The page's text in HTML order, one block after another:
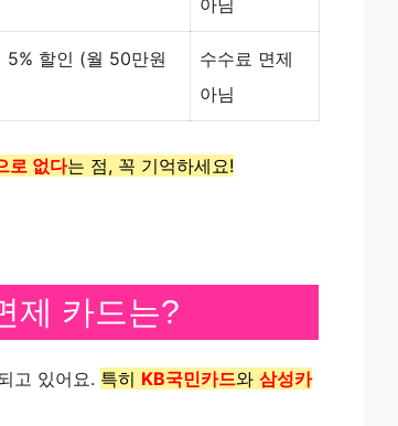
아님
5% 할인 (월 50만원
수수료 면제
아님
로 없다는 점, 꼭 기억하세요!
제 카드는?
고 있어요. 특히 KB국민카드와 삼성카